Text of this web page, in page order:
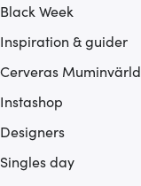
Black Week
Inspiration & guider
Cerveras Muminvärld
Instashop
Designers
Singles day